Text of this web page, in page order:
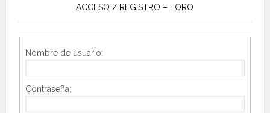
ACCESO / REGISTRO – FORO
Nombre de usuario:
Contraseña: